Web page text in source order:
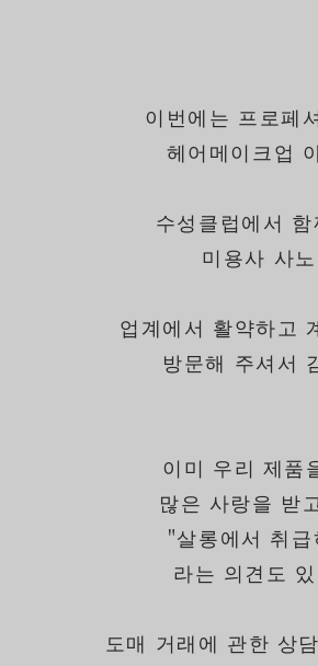
이번에는 프로페
헤어메이크업
수성클럽에서
미용사 사
업계에서 활약하고
방문해 주셔서
이미 우리 제품
많은 사랑을 받
"살롱에서 취
라는 의견도
도매 거래에 관한 상